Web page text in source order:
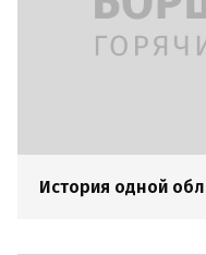
История одной